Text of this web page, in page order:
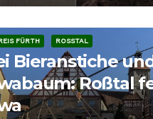
FÜRTH ROSSTAL
Bieranstiche
Roßtal